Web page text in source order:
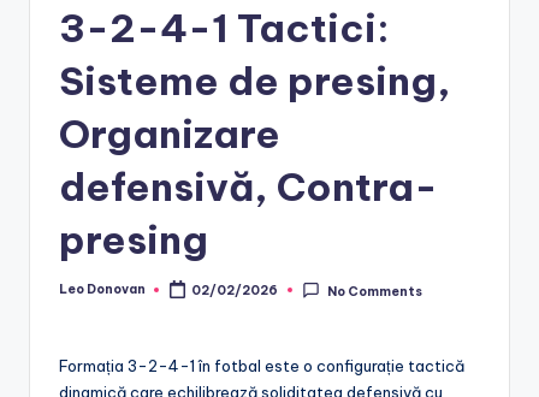
3-2-4-1 Tactici:
Sisteme de presing,
Organizare
defensivă, Contra-
presing
Posted
Leo Donovan 02/02/2026 No Comments
Formația 3-2-4-1 în fotbal este o configurație tactică
dinamică care echilibrează soliditatea defensivă cu